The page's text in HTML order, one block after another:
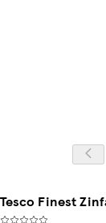
Tesco Finest